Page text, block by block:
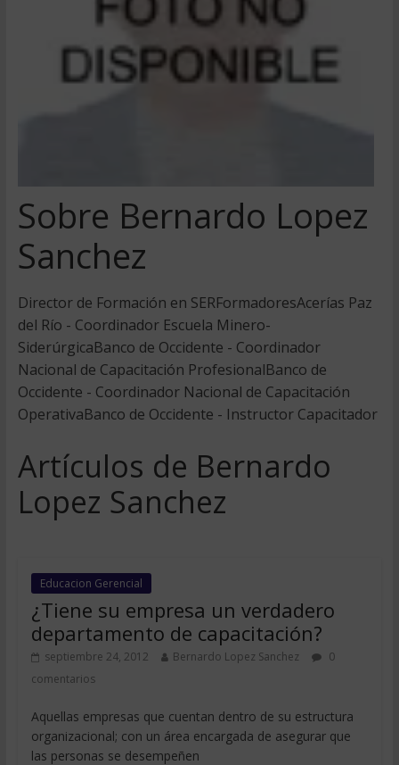
Sobre Bernardo Lopez
Sanchez
Director de Formación en SERFormadoresAcerías Paz
del Río - Coordinador Escuela Minero-
SiderúrgicaBanco de Occidente - Coordinador
Nacional de Capacitación ProfesionalBanco de
Occidente - Coordinador Nacional de Capacitación
OperativaBanco de Occidente - Instructor Capacitador
Artículos de Bernardo
Lopez Sanchez
Educacion Gerencial
¿Tiene su empresa un verdadero
departamento de capacitación?
septiembre 24, 2012 Bernardo Lopez Sanchez
0
comentarios
Aquellas empresas que cuentan dentro de su estructura
organizacional; con un área encargada de asegurar que
las personas se desempeñen